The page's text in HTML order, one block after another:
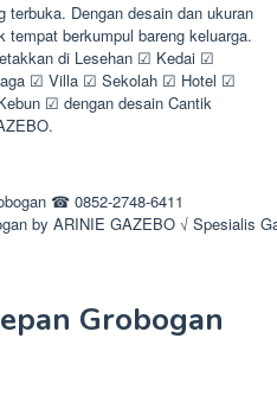
terbuka. Dengan desain dan ukuran
berkumpul bareng keluarga.
di Lesehan ☑ Kedai ☑
☑ Villa ☑ Sekolah ☑ Hotel ☑
☑ dengan desain Cantik
by ARINIE GAZEBO √ Spesialis
Grobogan